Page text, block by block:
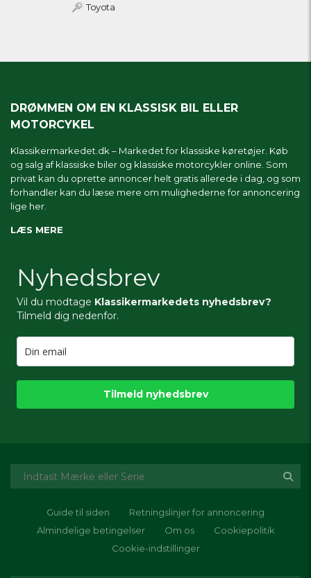
Toyota
DRØMMEN OM EN KLASSISK BIL ELLER
MOTORCYKEL
Klassikermarkedet.dk – Markedet for klassiske køretøjer. Køb
og salg af klassiske biler og klassiske motorcykler online. Som
privat kan du oprette annoncer helt gratis allerede i dag, og som
forhandler kan du læse mere om mulighederne for annoncering
lige her.
LÆS MERE
Nyhedsbrev
Vil du modtage Klassikermarkedets nyhedsbrev?
Tilmeld dig nedenfor.
Tilmeld nyhedsbrev
Guide til siden
Retningslinjer for annoncering
Almindelige betingelser
Om os
Cookiepolitik
Cookie-indstillinger